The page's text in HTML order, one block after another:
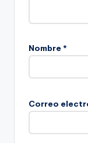
Nombre *
Correo